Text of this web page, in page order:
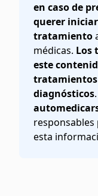
en caso de
querer
tratamiento
médicas. Los
este
diagnósticos.
esta